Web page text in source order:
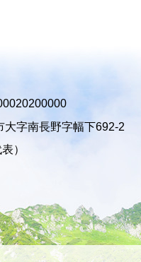
大字南長野字幅下692-2
）